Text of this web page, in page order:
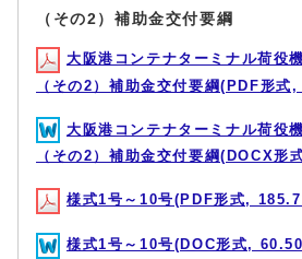
（その2）補助金交付要綱
大阪港コンテナターミナル荷役
（その2）補助金交付要綱(PDF形
大阪港コンテナターミナル荷役
（その2）補助金交付要綱(DOCX形
様式1号～10号(PDF形式,
様式1号～10号(DOC形式,